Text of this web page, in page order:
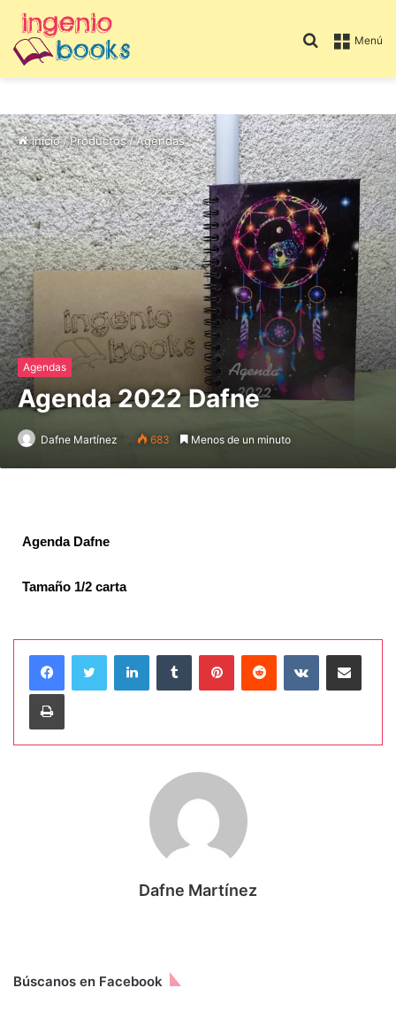
Menú
Inicio/Productos/Agendas
Agendas
Agenda 2022 Dafne
Dafne Martínez 683 Menos de un minuto
Agenda Dafne
Tamaño 1/2 carta
Dafne Martínez
Búscanos en Facebook